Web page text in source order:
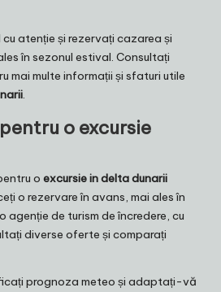
atenție și rezervați cazarea și
în sezonul estival. Consultați
mai multe informații și sfaturi utile
.
o excursie
o excursie in delta dunarii
o rezervare în avans, mai ales în
agenție de turism de încredere, cu
diverse oferte și comparați
prognoza meteo și adaptați-vă